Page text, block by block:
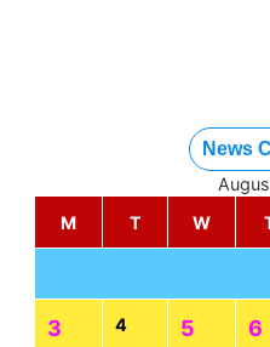
News
M
T W
3 4 5 6